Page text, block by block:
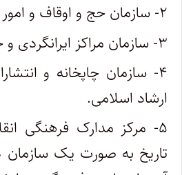
۲- سازمان حج و اوقاف و امور خیریه.
۳- سازمان مراکز ایرانگردی و جهانگردی.
۴- سازمان چاپخانه و
ارشاد اسلامی.
۵- مرکز مدارک فرهنگی
تاریخ به صورت یک سازمان